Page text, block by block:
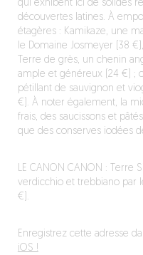
qui exhibent ici de solides
découvertes latines. À
étagères : Kamikaze, une
le Domaine Josmeyer (38
Terre de grès, un chenin
ample et généreux (24 €) ;
pétillant de sauvignon et
€). À noter également, la
frais, des saucissons et
que des conserves iodées
LE CANON CANON : Terre
verdicchio et trebbiano par
€).
Enregistrez cette adresse
iOS !